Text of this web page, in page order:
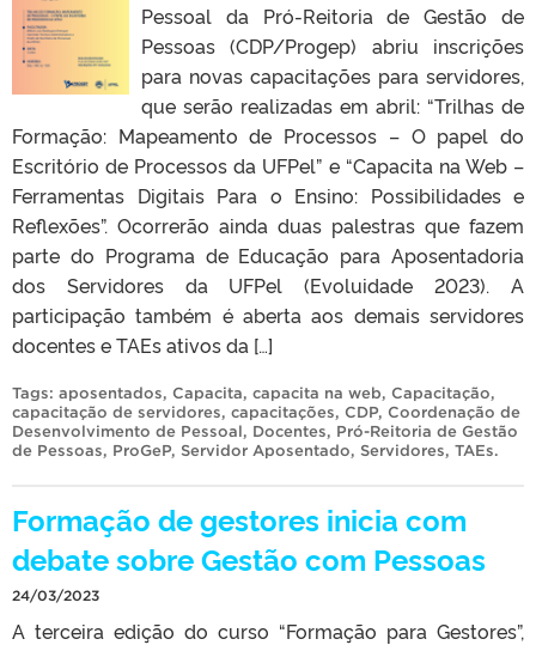
Pessoal da Pró-Reitoria de Gestão de
Pessoas (CDP/Progep) abriu inscrições
para novas capacitações para servidores,
que serão realizadas em abril: “Trilhas de
Formação: Mapeamento de Processos – O papel do
Escritório de Processos da UFPel” e “Capacita na Web –
Ferramentas Digitais Para o Ensino: Possibilidades e
Reflexões”. Ocorrerão ainda duas palestras que fazem
parte do Programa de Educação para Aposentadoria
dos Servidores da UFPel (Evoluidade 2023). A
participação também é aberta aos demais servidores
docentes e TAEs ativos da […]
Tags: aposentados, Capacita, capacita na web, Capacitação,
capacitação de servidores, capacitações, CDP, Coordenação de
Desenvolvimento de Pessoal, Docentes, Pró-Reitoria de Gestão
de Pessoas, ProGeP, Servidor Aposentado, Servidores, TAEs.
Formação de gestores inicia com
debate sobre Gestão com Pessoas
24/03/2023
A terceira edição do curso “Formação para Gestores”,